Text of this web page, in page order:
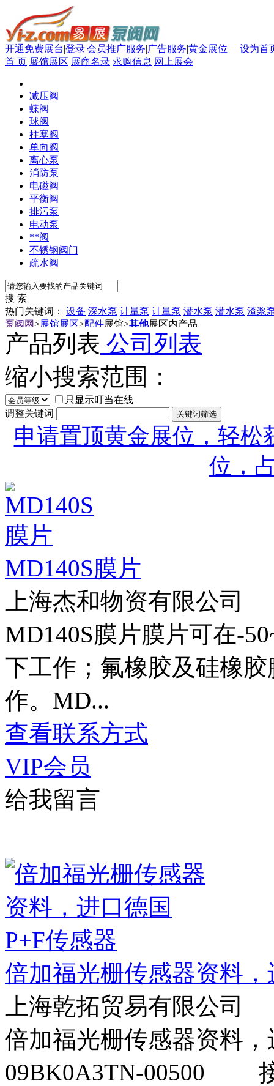
开通免费展台|登录|会员推广服务|广告服务|黄金展位
设为首
首 页 展馆展区 展商名录 求购信息 网上展会
减压阀
蝶阀
球阀
柱塞阀
单向阀
离心泵
消防泵
电磁阀
平衡阀
排污泵
电动泵
**阀
不锈钢阀门
疏水阀
搜 索
热门关键词： 设备 深水泵 计量泵 计量泵 潜水泵 潜水泵 渣浆
泵阀网>展馆展区>配件展馆>其他展区内产品
产品列表 公司列表
缩小搜索范围：
只显示叮当在线
调整关键词
申请置顶黄金展位，轻松
位，
MD140S膜片
上海杰和物资有限公司
MD140S膜片膜片可在-
下工作；氟橡胶及硅橡
作。MD...
查看联系方式
VIP会员
给我留言
倍加福光栅传感器资料
上海乾拓贸易有限公司
倍加福光栅传感器资料
09BK0A3TN-00500 接